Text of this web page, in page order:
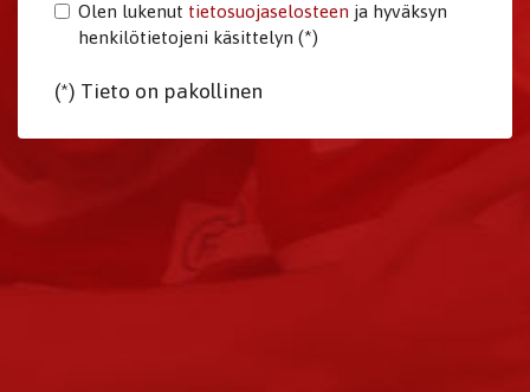
Olen lukenut tietosuojaselosteen ja hyväksyn
henkilötietojeni käsittelyn (*)
(*) Tieto on pakollinen